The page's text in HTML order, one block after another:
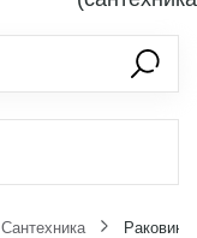
Сантехника